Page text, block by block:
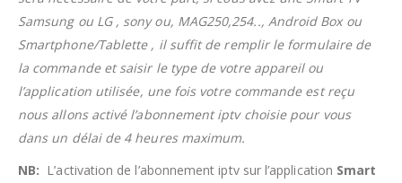
Samsung ou LG , sony ou, MAG250,254.., Android Box ou
Smartphone/Tablette , il suffit de remplir le formulaire de
la commande et saisir le type de votre appareil ou
l’application utilisée, une fois votre commande est reçu
nous allons activé l’abonnement iptv choisie pour vous
dans un délai de 4 heures maximum.
NB: L’activation de l’abonnement iptv sur l’application Smart